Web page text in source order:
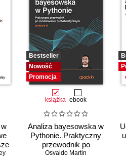
Bestseller
Nowość
Promocja
książka ebook
Analiza bayesowska w
Pythonie. Praktyczny
przewodnik po
modelowaniu
Osvaldo Martin